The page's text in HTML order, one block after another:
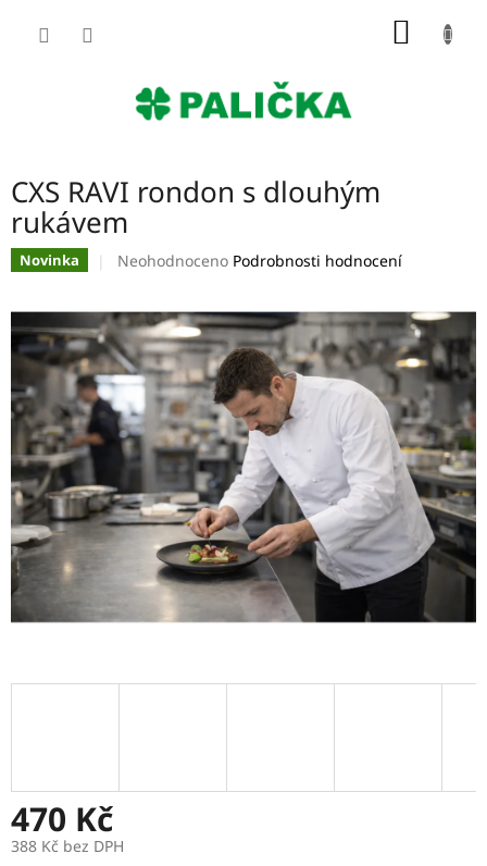
CXS RAVI rondon s dlouhým
rukávem
Novinka
Průměrné
je
0,0
z
5
hvězdiček.
Neohodnoceno Podrobnosti hodnocení
470 Kč
388 Kč bez DPH